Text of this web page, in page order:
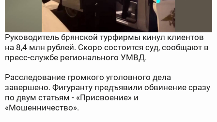
Руководитель брянской турфирмы кинул клиентов
на 8,4 млн рублей. Скоро состоится суд, сообщают в
пресс-службе регионального УМВД.
Расследование громкого уголовного дела
завершено. Фигуранту предъявили обвинение сразу
по двум статьям - «Присвоение» и
«Мошенничество».